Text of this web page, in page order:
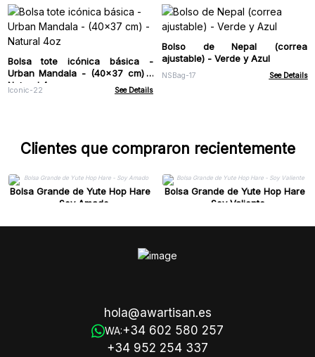
Bolsa tote icónica básica -
Urban Mandala - (40x37 cm) -
Natural 4oz
Iconic-22 See Details
Bolso de Nepal (correa
ajustable) - Verde y Azul
NSBag-17 See Details
Clientes que compraron recientemente
Bolsa Grande de Yute Hop Hare
- Soy Amado
Bolsa Grande de Yute Hop Hare
- Soy Valiente
hola@awartisan.es
WA:+34 602 580 257
+34 952 254 337